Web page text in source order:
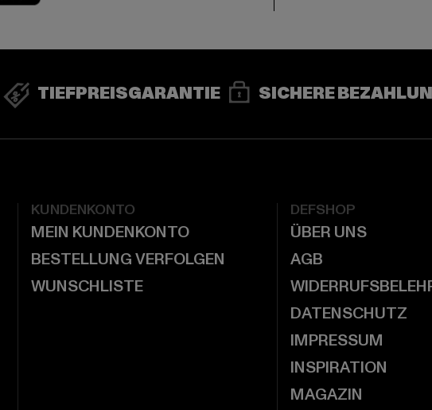
TIEFPREISGARANTIE SICHERE
KUNDENKONTO
MEIN KUNDENKONTO
BESTELLUNG VERFOLGEN
WUNSCHLISTE
DEFSHOP
ÜBER UNS
AGB
DATENSCHUTZ
IMPRESSUM
INSPIRATION
MAGAZIN